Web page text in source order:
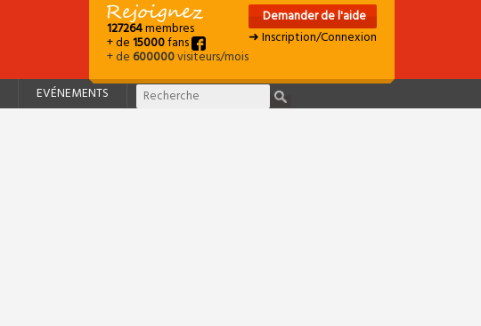
127264membres
+ de15000fans
+ de600000visiteurs/mois
Demander de l'aide
➜ Inscription/Connexion
EVÉNEMENTS